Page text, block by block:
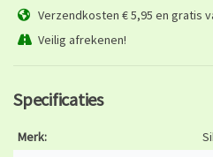
Verzendkosten € 5,95 en gratis
Veilig afrekenen!
Specificaties
Merk: